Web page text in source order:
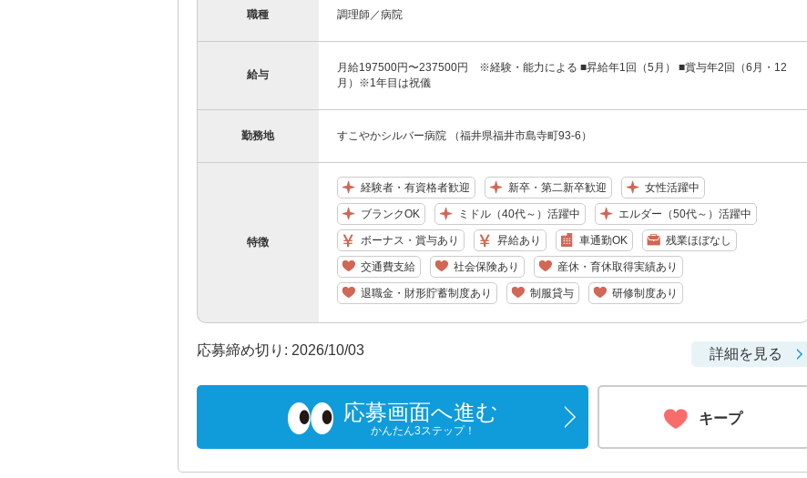
職種 調理師／病院
給与
月給197500円〜237500円 ※経験・能力による ■昇給年1回（5月） ■賞与年2回（6月・12
月）※1年目は祝儀
勤務地 すこやかシルバー病院 （福井県福井市島寺町93-6）
特徴
経験者・有資格者歓迎 新卒・第二新卒歓迎 女性活躍中
ブランクOK ミドル（40代～）活躍中 エルダー（50代～）活躍中
ボーナス・賞与あり 昇給あり 車通勤OK 残業ほぼなし
交通費支給 社会保険あり 産休・育休取得実績あり
退職金・財形貯蓄制度あり 制服貸与 研修制度あり
応募締め切り: 2026/10/03 詳細を見る
応募画面へ進む
かんたん3ステップ！
キープ